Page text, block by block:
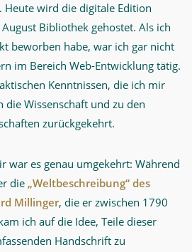
Heute wird die digitale Edition
Bibliothek gehostet. Als ich
beworben habe, war ich gar nicht
im Bereich Web-Entwicklung tätig.
Kenntnissen, die ich mir
die Wissenschaft und zu den
zurückgekehrt.
war es genau umgekehrt: Während
die„Weltbeschreibung“ des
Millinger, die er zwischen 1790
ich auf die Idee, Teile dieser
Handschrift zu